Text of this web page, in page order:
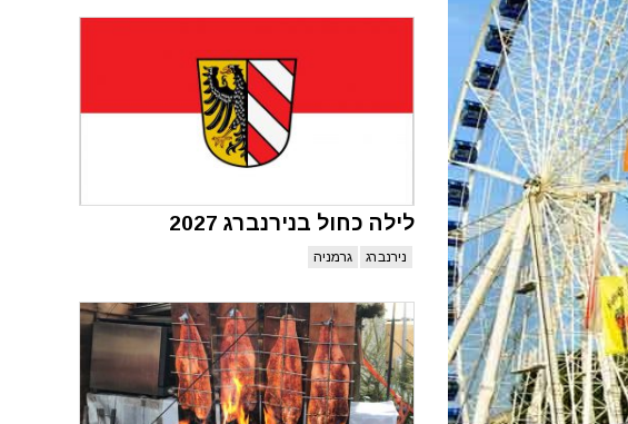
לילה כחול בנירנברג 2027
נירנברג גרמניה